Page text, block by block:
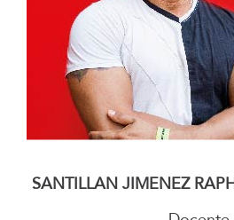
SANTILLAN JIMENEZ